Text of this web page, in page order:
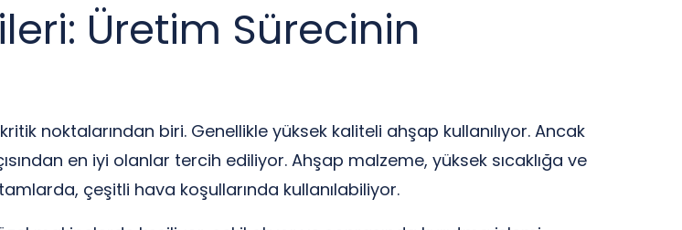
Üretim Sürecinin
noktalarından biri. Genellikle yüksek kaliteli ahşap kullanılıyor. Ancak
en iyi olanlar tercih ediliyor. Ahşap malzeme, yüksek sıcaklığa ve
çeşitli hava koşullarında kullanılabiliyor.